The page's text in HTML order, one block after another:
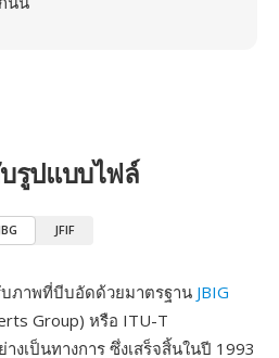
รูปแบบไฟล์
JFIF
บภาพที่บีบอัดด้วยมาตรฐาน JBIG
Group) หรือ ITU-T
งเป็นทางการ ซึ่งเสร็จสิ้นในปี 1993